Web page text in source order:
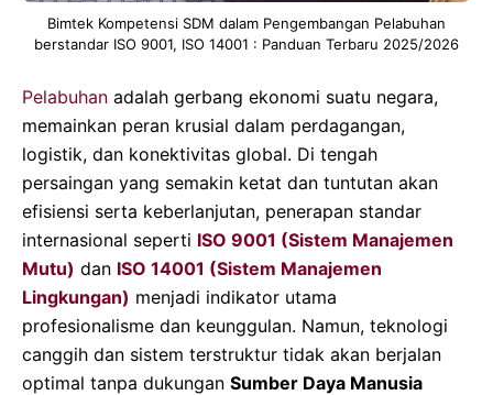
Bimtek Kompetensi SDM dalam Pengembangan Pelabuhan
berstandar ISO 9001, ISO 14001 : Panduan Terbaru 2025/2026
Pelabuhan adalah gerbang ekonomi suatu negara,
memainkan peran krusial dalam perdagangan,
logistik, dan konektivitas global. Di tengah
persaingan yang semakin ketat dan tuntutan akan
efisiensi serta keberlanjutan, penerapan standar
internasional seperti ISO 9001 (Sistem Manajemen
Mutu) dan ISO 14001 (Sistem Manajemen
Lingkungan) menjadi indikator utama
profesionalisme dan keunggulan. Namun, teknologi
canggih dan sistem terstruktur tidak akan berjalan
optimal tanpa dukungan Sumber Daya Manusia